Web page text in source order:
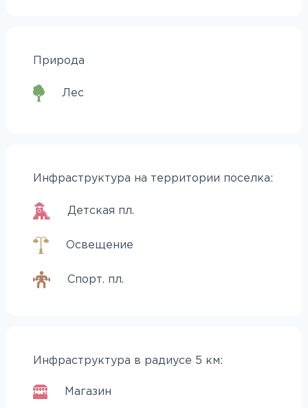
Природа
Лес
Инфраструктура на территории поселка:
Детская пл.
Освещение
Спорт. пл.
Инфраструктура в радиусе 5 км:
Магазин